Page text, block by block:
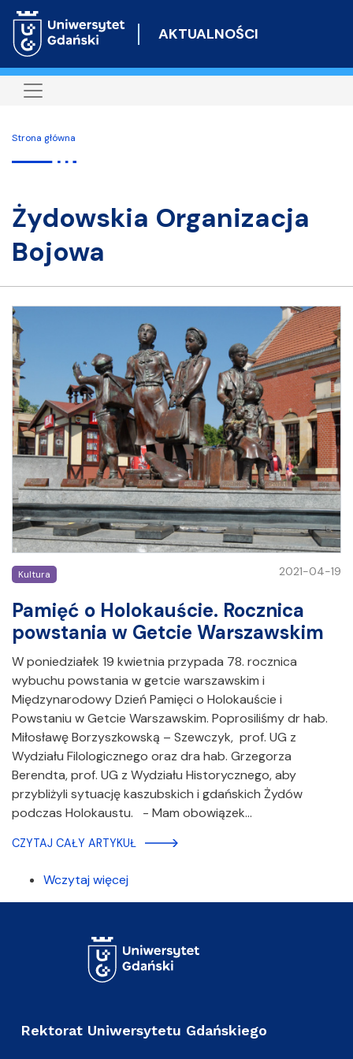
do
AKTUALNOŚCI
Strona główna
Żydowskia Organizacja
Bojowa
Kultura 2021-04-19
Pamięć o Holokauście. Rocznica
powstania w Getcie Warszawskim
W poniedziałek 19 kwietnia przypada 78. rocznica
wybuchu powstania w getcie warszawskim i
Międzynarodowy Dzień Pamięci o Holokauście i
Powstaniu w Getcie Warszawskim. Poprosiliśmy dr hab.
Miłosławę Borzyszkowską – Szewczyk, prof. UG z
Wydziału Filologicznego oraz dra hab. Grzegorza
Berendta, prof. UG z Wydziału Historycznego, aby
przybliżyli sytuację kaszubskich i gdańskich Żydów
podczas Holokaustu. - Mam obowiązek…
CZYTAJ CAŁY ARTYKUŁ
Wczytaj więcej
Rektorat Uniwersytetu Gdańskiego